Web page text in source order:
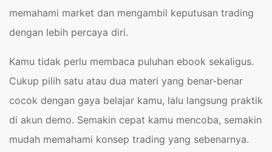
memahami market dan mengambil keputusan trading
dengan lebih percaya diri.
Kamu tidak perlu membaca puluhan ebook sekaligus.
Cukup pilih satu atau dua materi yang benar-benar
cocok dengan gaya belajar kamu, lalu langsung praktik
di akun demo. Semakin cepat kamu mencoba, semakin
mudah memahami konsep trading yang sebenarnya.